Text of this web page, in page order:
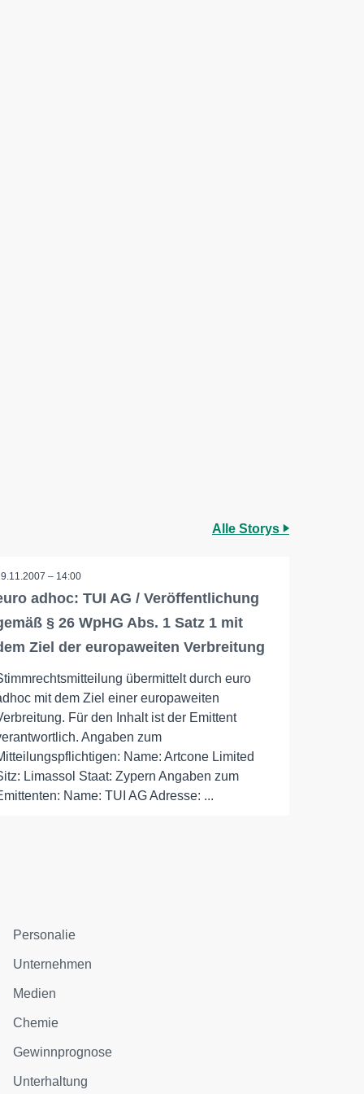
Alle Storys
– 14:00
adhoc: TUI AG / Veröffentlichung
§ 26 WpHG Abs. 1 Satz 1 mit
Ziel der europaweiten Verbreitung
übermittelt durch euro
mit dem Ziel einer europaweiten
Für den Inhalt ist der Emittent
Angaben zum
Name: Artcone Limited
Limassol Staat: Zypern Angaben zum
Name: TUI AG Adresse: ...
Personalie
Unternehmen
Medien
Chemie
Gewinnprognose
Unterhaltung